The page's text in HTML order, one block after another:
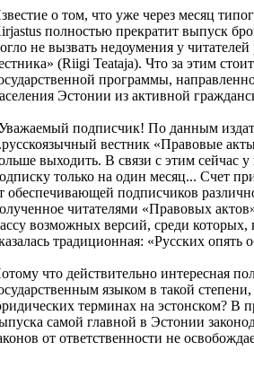
о том, что уже через месяц
полностью прекратит выпуск
не вызвать недоумения у
(Riigi Teataja). Что за этим
программы,
Эстонии из активной
подписчик! По данным
вестник «Правовые
выходить. В связи с этим сейчас
только на один месяц... Счет
обеспечивающей подписчиков
читателями «Правовых
возможных версий, среди которых,
традиционная: «Русских опять
что действительно интересная
языком в такой
терминах на эстонском? В
самой главной в Эстонии
от ответственности не